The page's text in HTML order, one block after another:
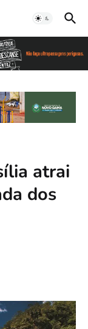
atrai
dos